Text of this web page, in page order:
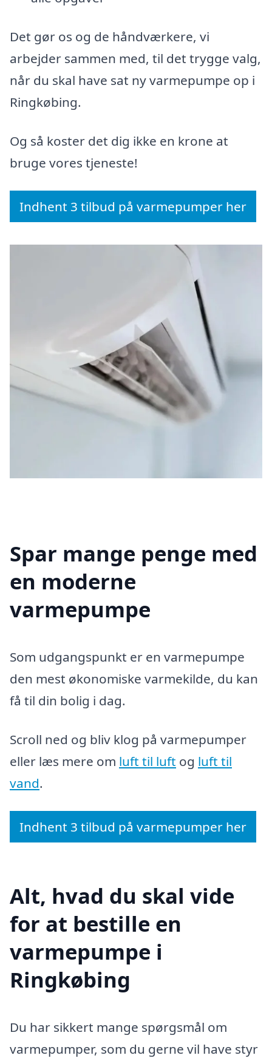
Det gør os og de håndværkere, vi
arbejder sammen med, til det trygge valg,
når du skal have sat ny varmepumpe op i
Ringkøbing.
Og så koster det dig ikke en krone at
bruge vores tjeneste!
Indhent 3 tilbud på varmepumper her
Spar mange penge med
en moderne
varmepumpe
Som udgangspunkt er en varmepumpe
den mest økonomiske varmekilde, du kan
få til din bolig i dag.
Scroll ned og bliv klog på varmepumper
eller læs mere om luft til luft og luft til
vand.
Indhent 3 tilbud på varmepumper her
Alt, hvad du skal vide
for at bestille en
varmepumpe i
Ringkøbing
Du har sikkert mange spørgsmål om
varmepumper, som du gerne vil have styr